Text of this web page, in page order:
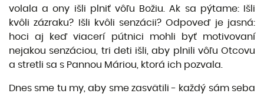
volala a ony išli plniť vôľu Božiu. Ak sa pýtame: Išli
kvôli zázraku? Išli kvôli senzácii? Odpoveď je jasná:
hoci aj keď viacerí pútnici mohli byť motivovaní
nejakou senzáciou, tri deti išli, aby plnili vôľu Otcovu
a stretli sa s Pannou Máriou, ktorá ich pozvala.
Dnes sme tu my, aby sme zasvätili - každý sám seba